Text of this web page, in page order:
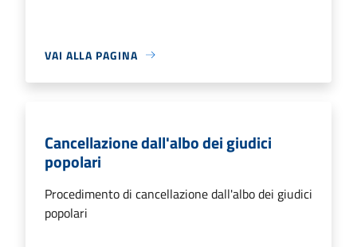
VAI ALLA PAGINA
Cancellazione dall'albo dei giudici
popolari
Procedimento di cancellazione dall'albo dei giudici
popolari